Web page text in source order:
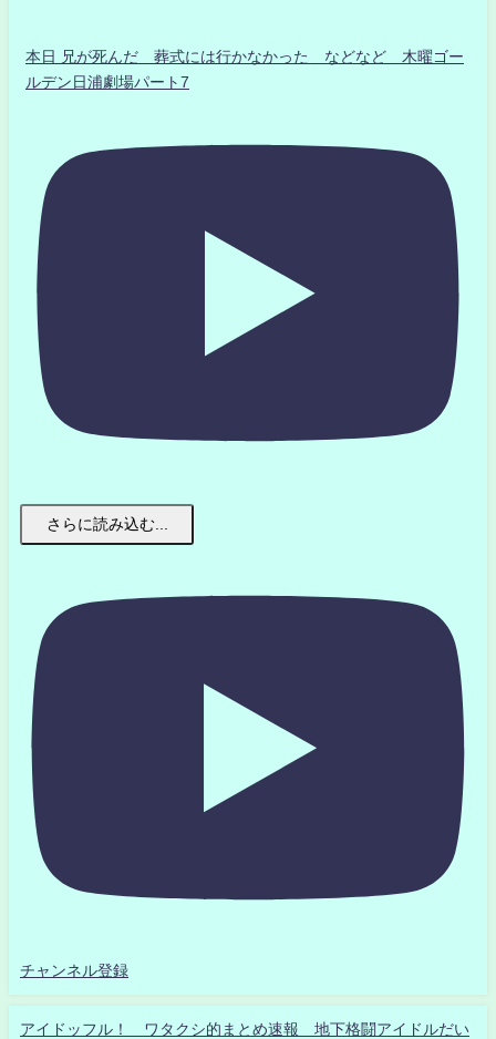
本日 兄が死んだ 葬式には行かなかった などなど 木曜ゴー
ルデン日浦劇場パート7
さらに読み込む...
チャンネル登録
アイドッフル！ ワタクシ的まとめ速報 地下格闘アイドルだい